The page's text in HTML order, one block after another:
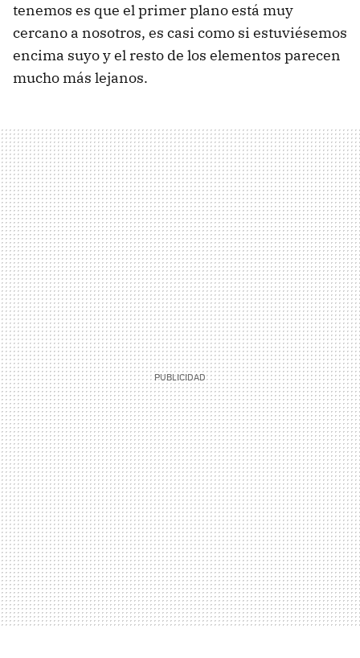
tenemos es que el primer plano está muy
cercano a nosotros, es casi como si estuviésemos
encima suyo y el resto de los elementos parecen
mucho más lejanos.